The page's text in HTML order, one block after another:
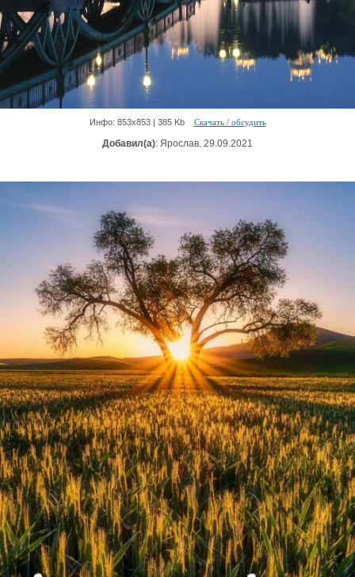
Инфо: 853х853 | 385 Kb Скачать / обсудить
Добавил(а): Ярослав. 29.09.2021